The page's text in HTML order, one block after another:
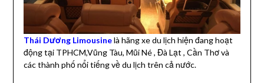
Thái Dương Limousine là hãng xe du lịch hiện đang hoạt
động tại TPHCM,Vũng Tàu, Mũi Né , Đà Lạt , Cần Thơ và
các thành phố nổi tiếng về du lịch trên cả nước.